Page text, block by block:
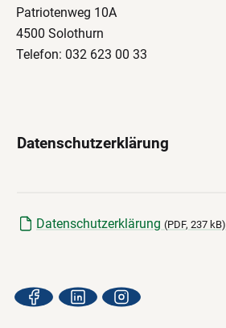
Patriotenweg 10A
4500 Solothurn
Telefon: 032 623 00 33
Datenschutzerklärung
Datenschutzerklärung (PDF, 237 kB)